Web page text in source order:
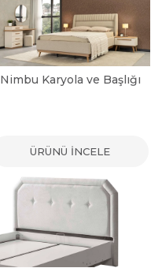
Nimbu Karyola ve Başlığı
ÜRÜNÜ İNCELE